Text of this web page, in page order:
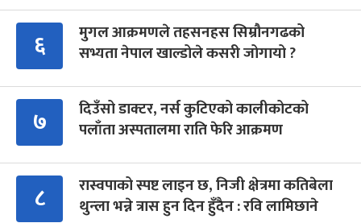
६
मुगल आक्रमणले तहसनहस सिम्रौनगढको
सभ्यता नेपाल खाल्डोले कसरी जोगायो ?
७
दिउँसो डाक्टर, नर्स कुटिएको कालीकोटको
पलाँता अस्पतालमा राति फेरि आक्रमण
८
रास्वपाको स्पष्ट लाइन छ, निजी क्षेत्रमा कतिबेला
थुन्ला भन्ने त्रास हुन दिन हुँदैन : रवि लामिछाने